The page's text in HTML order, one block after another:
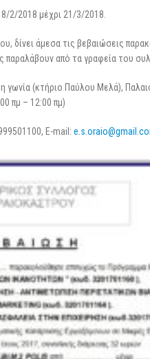
8/2/2018 μέχρι 21/3/2018.
δίνει άμεσα τις βεβαιώσεις
παραλάβουν από τα γραφεία του
γωνία (κτήριο Παύλου Μελά),
πμ – 12:00 πμ)
E-mail: